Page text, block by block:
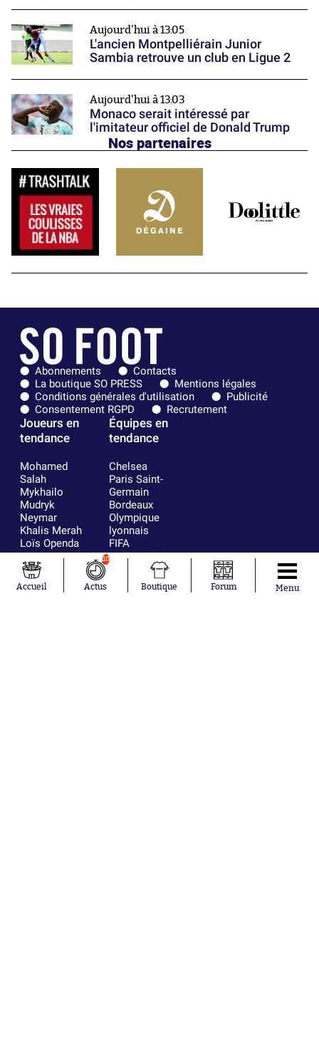
Aujourd'hui à 13:05
L'ancien Montpelliérain Junior
Sambia retrouve un club en Ligue 2
Aujourd'hui à 13:03
Monaco serait intéressé par
l'imitateur officiel de Donald Trump
Nos partenaires
Abonnements
Contacts
La boutique SO PRESS
Mentions légales
Conditions générales d'utilisation
Publicité
Consentement RGPD
Recrutement
Joueurs en
tendance
Mohamed
Salah
Mykhailo
Mudryk
Neymar
Khalis Merah
Loïs Openda
Moussa
Niakhaté
Nicolás
Tagliafico
Équipes en
tendance
Chelsea
Paris Saint-
Germain
Bordeaux
Olympique
lyonnais
FIFA
Real Madrid
RC Strasbourg
AC Milan
France
Accueil
10
Actus Boutique Forum Menu